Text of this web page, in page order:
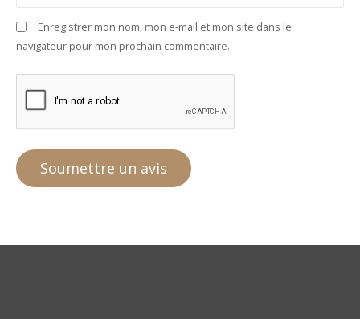
Enregistrer mon nom, mon e-mail et mon site dans le
navigateur pour mon prochain commentaire.